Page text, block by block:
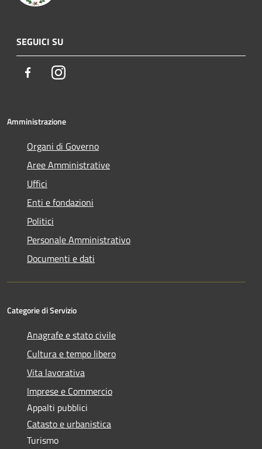
SEGUICI SU
FacebookInstagram
Amministrazione
Organi di Governo
Aree Amministrative
Uffici
Enti e fondazioni
Politici
Personale Amministrativo
Documenti e dati
Categorie di Servizio
Anagrafe e stato civile
Cultura e tempo libero
Vita lavorativa
Imprese e Commercio
Appalti pubblici
Catasto e urbanistica
Turismo